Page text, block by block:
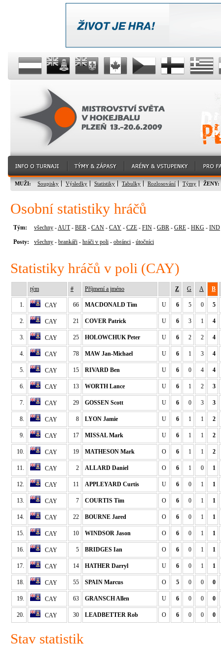
MUŽI: Soupisky Výsledky Statistiky Tabulky Rozlosování Týmy ŽENY:
Osobní statistiky hráčů
Tým: všechny -AUT- BER - CAN - CAY - CZE - FIN - GBR - GRE - HKG - IND
Posty: všechny - brankáři - hráči v poli - obránci - útočníci
Statistiky hráčů v poli (CAY)
tým # Příjmení a jméno Z G A B
1. CAY 66 MACDONALD Tim U 6 5 0 5
2. CAY 21 COVER Patrick U 6 3 1 4
3. CAY 25 HOLOWCHUK Peter U 6 2 2 4
4. CAY 78 MAW Jan-Michael U 6 1 3 4
5. CAY 15 RIVARD Ben U 6 0 4 4
6. CAY 13 WORTH Lance U 6 1 2 3
7. CAY 29 GOSSEN Scott U 6 0 3 3
8. CAY 8 LYON Jamie U 6 1 1 2
9. CAY 17 MISSAL Mark U 6 1 1 2
10. CAY 19 MATHESON Mark O 6 1 1 2
11. CAY 2 ALLARD Daniel O 6 1 0 1
12. CAY 11 APPLEYARD Curtis U 6 0 1 1
13. CAY 7 COURTIS Tim O 6 0 1 1
14. CAY 22 BOURNE Jared O 6 0 1 1
15. CAY 10 WINDSOR Jason O 6 0 1 1
16. CAY 5 BRIDGES Ian O 6 0 1 1
17. CAY 14 HATHER Darryl U 6 0 1 1
18. CAY 55 SPAIN Marcus O 5 0 0 0
19. CAY 63 GRANSCH Allen U 6 0 0 0
20. CAY 30 LEADBETTER Rob O 6 0 0 0
Stav statistik